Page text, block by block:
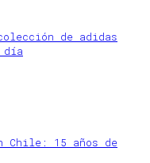
de adidas
día
Chile: 15 años de